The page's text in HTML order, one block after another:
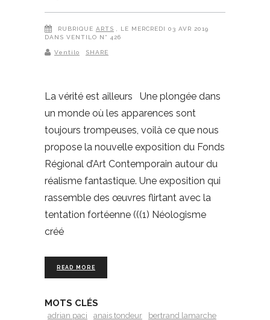
RUBRIQUE ARTS , LE MERCREDI 03 AVR 2019
DANS VENTILO N° 426
Ventilo SHARE
La vérité est ailleurs Une plongée dans
un monde où les apparences sont
toujours trompeuses, voilà ce que nous
propose la nouvelle exposition du Fonds
Régional d’Art Contemporain autour du
réalisme fantastique. Une exposition qui
rassemble des œuvres flirtant avec la
tentation fortéenne (((1) Néologisme
créé
READ MORE
MOTS CLÉS
adrian paci anais tondeur
bertrand lamarche